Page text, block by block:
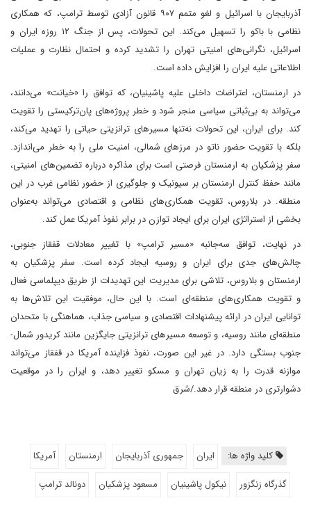
آذربایجان با اسرائیل و لغو متمم ۹۰۷ قانون آزادی توسط ترامپ، که همکاری
نظامی با باکو را تسهیل می‌کند. این تحولات، پس از جنگ ۱۲ روزه ایران و
اسرائیل، نگرانی‌های امنیتی تهران را تشدید کرده و احتمال نظارت و عملیات
اطلاعاتی علیه ایران را افزایش داده است.
در ارمنستان، اعتراضات داخلی علیه پاشینیان، که توافق را «خیانت» می‌دانند،
می‌تواند به بی‌ثباتی سیاسی منجر شود و خطر پروژه‌های پان‌ترکیستی را تقویت
کند. برای ایران، این تحولات نه‌تنها مسیرهای ترانزیتی حیاتی را تهدید می‌کند،
بلکه با تقویت حضور ناتو در مرزهای شمالی، امنیت ملی را به خطر می‌اندازد.
سفر پزشکیان به ارمنستان فرصتی است برای مذاکره درباره تضمین‌های امنیتی،
مانند حفظ کنترل ارمنستان بر سیونیک و جلوگیری از حضور نظامی غرب در این
منطقه. در بلاروس، تقویت همکاری‌های نظامی و اقتصادی می‌تواند به‌عنوان
بخشی از استراتژی ایران برای ایجاد توازن در برابر نفوذ آمریکا عمل کند.
در نهایت، توافق سه‌جانبه «مسیر ترامپ» با تغییر معادلات قفقاز جنوبی،
چالش‌های جدی برای ایران و روسیه ایجاد کرده است. سفر پزشکیان به
ارمنستان و بلاروس، تلاشی برای مدیریت این تهدیدات از طریق دیپلماسی فعال
و تقویت همکاری‌های منطقه‌ای است. با این حال، موفقیت این تلاش‌ها به
توانایی ایران در ارائه پیشنهادات اقتصادی و سیاسی جذاب، هماهنگی با متحدان
منطقه‌ای مانند روسیه، و توسعه مسیرهای ترانزیتی جایگزین مانند کریدور شمال-
جنوب بستگی دارد. در غیر این صورت، نفوذ فزاینده آمریکا در قفقاز می‌تواند
موازنه قدرت را به زیان تهران و مسکو تغییر دهد، و ایران را در موقعیت
دشوارتری در منطقه قرار دهد./شرق
کلید واژه ها: ایران جمهوری آذربایجان ارمنستان
آمریکا
گذرگاه زنگزور
نیکول پاشینیان مسعود پزشکیان دونالد ترامپ